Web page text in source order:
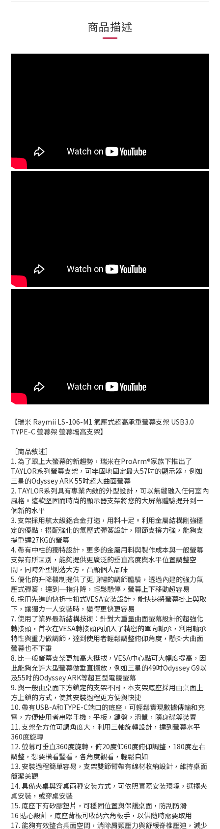
商品描述
【瑞米 Raymii LS-106-M1 氣壓式超高承重螢幕支架 USB3.0
TYPE-C 螢幕架 螢幕增高支架】
［商品敘述］
1. 為了跟上大螢幕的新趨勢，瑞米在ProArm®家族下推出了
TAYLOR系列螢幕支架，可牢固地固定最大57吋的顯示器，例如
三星的Odyssey ARK 55吋超大曲面螢幕
2. TAYLOR系列具有專業內斂的外型設計，可以無縫融入任何室內
風格。這款堅固而時尚的顯示器支架將您的大屏幕體驗提升到一
個新的水平
3. 支架採用航太級鋁合金打造，用料十足。利用金屬結構剛強穩
定的優點，搭配強化的氣壓式彈簧設計，關節支撐力強，能夠支
撐重達27KG的螢幕
4. 帶有中柱的獨特設計，更多的金屬用料與製作成本與一般螢幕
支架有所區別，能夠提供更廣泛的垂直高度與水平位置調整空
間，同時外型俐落大方，凸顯個人品味
5. 優化的升降機制提供了更順暢的調節體驗，透過內建的強力氣
壓式彈簧，達到一指升降，輕鬆懸停，螢幕上下移動超容易
6. 採用先進的快拆卡扣式VESA安裝設計，能快速將螢幕掛上與取
下，讓獨力一人安裝時，變得更快更容易
7. 使用了業界最新結構技術：針對大重量曲面螢幕設計的超強化
轉接頭，首次在VESA轉接頭內加入了精密的單向軸承，利用軸承
特性與重力做調節，達到使用者輕鬆調整俯仰角度，懸掛大曲面
螢幕也不下垂
8. 比一般螢幕支架更加高大挺拔，VESA中心點可大幅度提高，因
此能夠允許大型螢幕做垂直擺放，例如三星的49吋Odyssey G9以
及55吋的Odyssey ARK等超巨型電競螢幕
9. 與一般由桌面下方鎖定的支架不同，本支架底座採用由桌面上
方上鎖的方式，使其安裝過程更方便與快捷
10. 帶有USB-A和TYPE-C端口的底座，可輕鬆實現數據傳輸和充
電，方便使用者串聯手機，平板，鍵盤，滑鼠，隨身碟等裝置
11. 支架全方位可調角度大，利用三軸旋轉設計，達到螢幕水平
360度旋轉
12. 螢幕可垂直360度旋轉，俯20度仰60度俯仰調整，180度左右
調整，想要橫看豎看，各角度觀看，輕鬆自如
13. 安裝過程簡單容易，支架雙節臂帶有線材收納設計，維持桌面
簡潔美觀
14. 具備夾桌與穿桌兩種安裝方式，可依照實際安裝環境，選擇夾
桌安裝，或穿桌安裝
15. 底座下有矽膠墊片，可穩固位置與保護桌面，防刮防滑
16 貼心設計，底座背板可收納六角板手，以供隨時需要取用
17. 能夠有效整合桌面空間，消除肩頸壓力與舒緩脊椎壓迫，減少